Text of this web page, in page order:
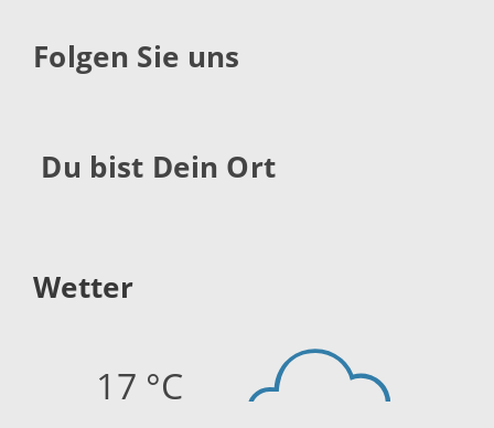
Folgen Sie uns
Du bist Dein Ort
Wetter
17 °C